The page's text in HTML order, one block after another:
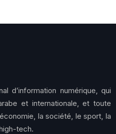
d’information numérique, qui
et internationale, et toute
la société, le sport, la
tech.